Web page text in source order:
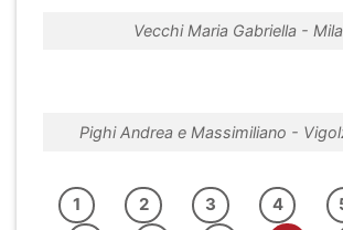
Vecchi Maria Gabriella -
Pighi Andrea e Massimiliano -
1 2 3 4